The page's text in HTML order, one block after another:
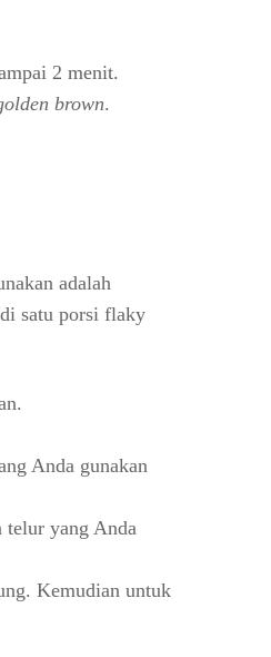
2 menit.
brown.
adalah
satu porsi flaky
Anda gunakan
telur yang Anda
Kemudian untuk